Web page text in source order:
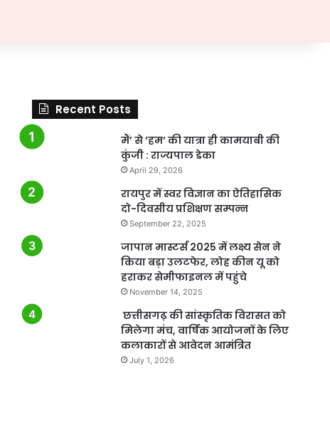
Recent Posts
मैं’ से ’हम’ की यात्रा ही कामयाबी की
कुंजी : राज्यपाल डेका
April 29, 2026
रायपुर में स्वर विज्ञान का ऐतिहासिक
दो-दिवसीय प्रशिक्षण सम्पन्न
September 22, 2025
जापान मास्टर्स 2025 में लक्ष्य सेन ने
किया बड़ा उलटफेर, लोह कीन यू को
हराकर सेमीफाइनल में पहुंचे
November 14, 2025
छत्तीसगढ़ की सांस्कृतिक विरासत को
मिलेगा मंच, वार्षिक आयोजनों के लिए
कलाकारों से आवेदन आमंत्रित
July 1, 2026